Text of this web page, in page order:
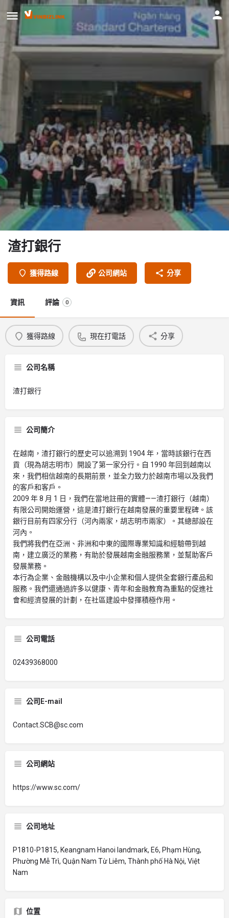
渣打銀行
獲得路線 公司網站 分享
資訊 評論 0
獲得路線 現在打電話 分享
公司名稱
渣打銀行
公司簡介
在越南，渣打銀行的歷史可以追溯到 1904 年，當時該銀行在西
貢（現為胡志明市）開設了第一家分行。自 1990 年回到越南以
來，我們相信越南的長期前景，並全力致力於越南市場以及我們
的客戶和客戶。
2009 年 8 月 1 日，我們在當地註冊的實體——渣打銀行（越南）
有限公司開始運營，這是渣打銀行在越南發展的重要里程碑。該
銀行目前有四家分行（河內兩家，胡志明市兩家）。其總部設在
河內。
我們將我們在亞洲、非洲和中東的國際專業知識和經驗帶到越
南，建立廣泛的業務，有助於發展越南金融服務業，並幫助客戶
發展業務。
本行為企業、金融機構以及中小企業和個人提供全套銀行產品和
服務。我們還通過許多以健康、青年和金融教育為重點的促進社
會和經濟發展的計劃，在社區建設中發揮積極作用。
公司電話
02439368000
公司E-mail
Contact.SCB@sc.com
公司網站
https://www.sc.com/
公司地址
P1810-P1815, Keangnam Hanoi landmark, E6, Phạm Hùng,
Phường Mễ Trì, Quận Nam Từ Liêm, Thành phố Hà Nội, Việt
Nam
位置